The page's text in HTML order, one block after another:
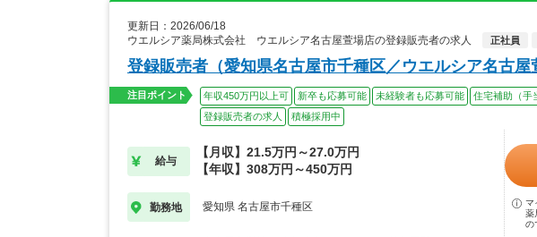
更新日：2026/06/18
ウエルシア薬局株式会社 ウエルシア名古屋萱場店の登録販売者の求人
正社員
登録販売者（愛知県名古屋市千種区／ウエルシア名古屋
注目ポイント 年収450万円以上可 新卒も応募可能 未経験者も応募可能 住宅補助（手
登録販売者の求人
積極採用中
給与
【月収】21.5万円～27.0万円
【年収】308万円～450万円
勤務地 愛知県 名古屋市千種区
マ
薬
の